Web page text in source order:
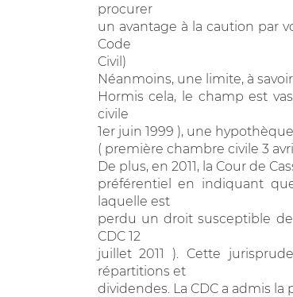
procurer
un avantage à la caution par
Code
Civil)
Néanmoins, une limite, à
Hormis cela, le champ est
civile
1er juin 1999 ), une
( première chambre civile 3
De plus, en 2011, la Cour de
préférentiel en indiquant
laquelle est
perdu un droit susceptible
CDC 12
juillet 2011 ). Cette
répartitions et
dividendes. La CDC a admis